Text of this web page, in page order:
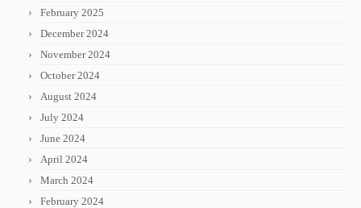
February 2025
December 2024
November 2024
October 2024
August 2024
July 2024
June 2024
April 2024
March 2024
February 2024